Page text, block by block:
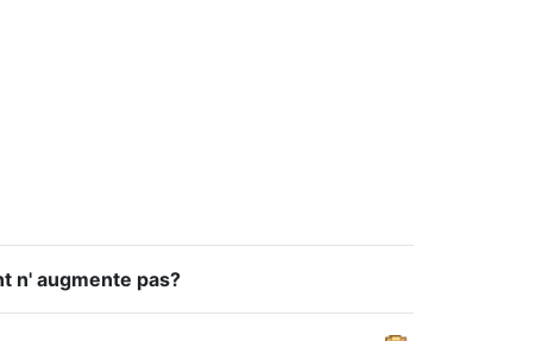
n' augmente pas?